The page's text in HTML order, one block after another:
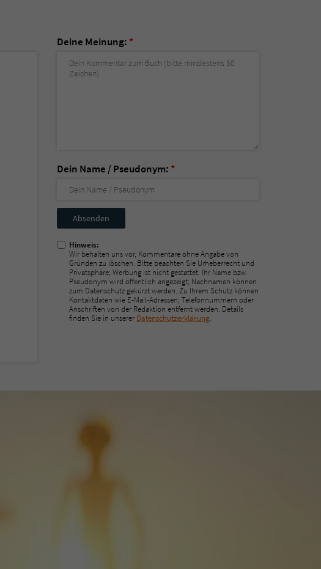
Deine Meinung: *
Dein Name / Pseudonym: *
Nicht
ausfüllen!
Hinweis:
Wir behalten uns vor, Kommentare ohne Angabe von
Gründen zu löschen. Bitte beachten Sie Urheberrecht und
Privatsphäre; Werbung ist nicht gestattet. Ihr Name bzw.
Pseudonym wird öffentlich angezeigt; Nachnamen können
zum Datenschutz gekürzt werden. Zu Ihrem Schutz können
Kontaktdaten wie E-Mail-Adressen, Telefonnummern oder
Anschriften von der Redaktion entfernt werden. Details
finden Sie in unserer Datenschutzerklärung.